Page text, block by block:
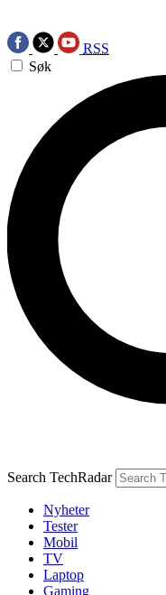
RSS
Søk
Search TechRadar
Nyheter
Tester
Mobil
TV
Laptop
Gaming